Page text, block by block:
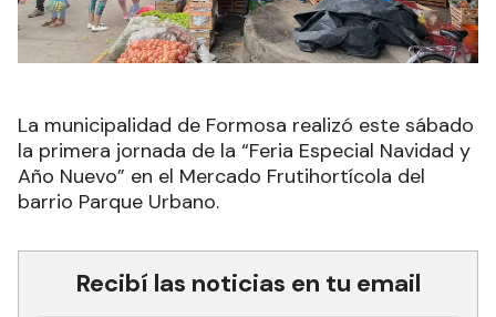
La municipalidad de Formosa realizó este sábado
la primera jornada de la “Feria Especial Navidad y
Año Nuevo” en el Mercado Frutihortícola del
barrio Parque Urbano.
Recibí las noticias en tu email